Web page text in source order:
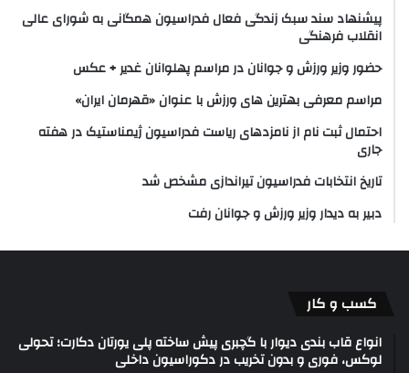
پیشنهاد سند سبک زندگی فعال فدراسیون همگانی به شورای عالی
انقلاب فرهنگی
حضور وزیر ورزش و جوانان در مراسم پهلوانان غدیر + عکس
مراسم معرفی بهترین های ورزش با عنوان «قهرمان ایران»
احتمال ثبت نام از نامزدهای ریاست فدراسیون ژیمناستیک در هفته
جاری
تاریخ انتخابات فدراسیون تیراندازی مشخص شد
دبیر به دیدار وزیر ورزش و جوانان رفت
کسب و کار
انواع قاب بندی دیوار با گچبری پیش ساخته پلی یورتان دکارت؛ تحولی
لوکس، فوری و بدون تخریب در دکوراسیون داخلی